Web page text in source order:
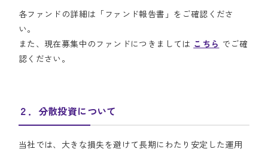
各ファンドの詳細は「ファンド報告書」をご確認くださ
い。
また、現在募集中のファンドにつきましては こちら でご確
認ください。
２．分散投資について
当社では、大きな損失を避けて長期にわたり安定した運用